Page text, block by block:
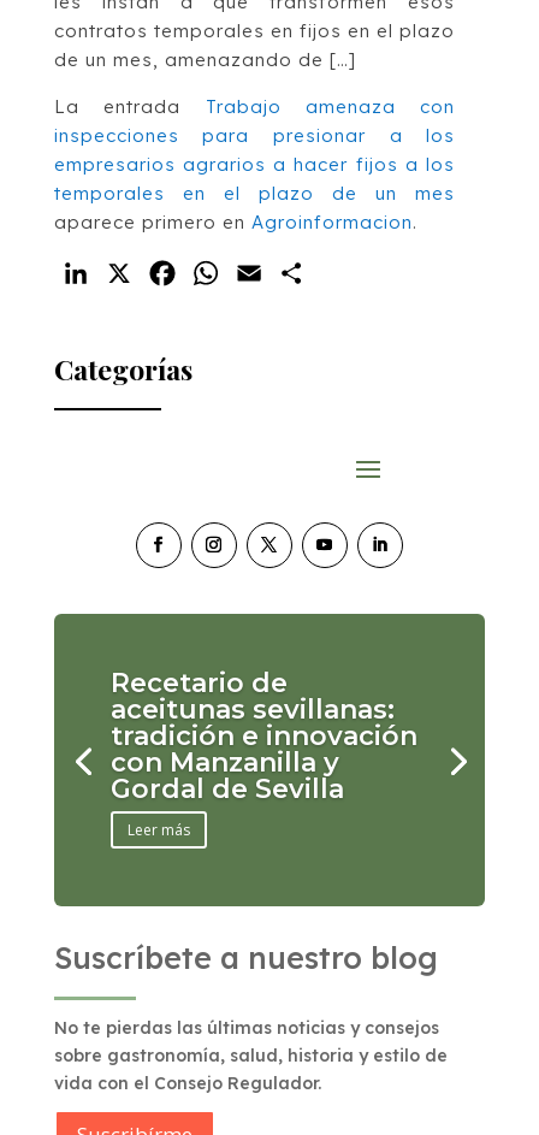
contratos temporales en fijos en el plazo
de un mes, amenazando de […]
La entrada Trabajo amenaza con
inspecciones para presionar a los
empresarios agrarios a hacer fijos a los
temporales en el plazo de un mes
aparece primero en Agroinformacion.
LinkedIn FacebookWhatsApp
Email
Categorías
Recetario de
aceitunas sevillanas:
tradición e innovación
con Manzanilla y
Gordal de Sevilla
Leer más
Suscríbete a nuestro blog
No te pierdas las últimas noticias y consejos
sobre gastronomía, salud, historia y estilo de
vida con el Consejo Regulador.